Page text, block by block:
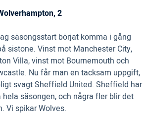
2
säsongsstart börjat komma i gång
sistone. Vinst mot Manchester City,
Villa, vinst mot Bournemouth och
Nu får man en tacksam uppgift,
svagt Sheffield United. Sheffield har
säsongen, och några fler blir det
Vi spikar Wolves.